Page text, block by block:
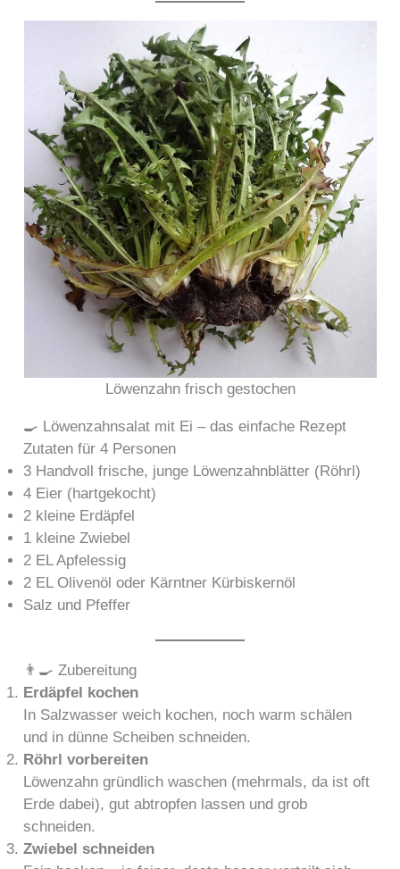
Löwenzahn frisch gestochen
🍳 Löwenzahnsalat mit Ei – das einfache Rezept
Zutaten für 4 Personen
3 Handvoll frische, junge Löwenzahnblätter (Röhrl)
4 Eier (hartgekocht)
2 kleine Erdäpfel
1 kleine Zwiebel
2 EL Apfelessig
2 EL Olivenöl oder Kärntner Kürbiskernöl
Salz und Pfeffer
👨‍🍳 Zubereitung
Erdäpfel kochen
In Salzwasser weich kochen, noch warm schälen
und in dünne Scheiben schneiden.
Röhrl vorbereiten
Löwenzahn gründlich waschen (mehrmals, da ist oft
Erde dabei), gut abtropfen lassen und grob
schneiden.
Zwiebel schneiden